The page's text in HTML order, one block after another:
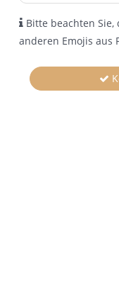
Bitte beachten Sie,
anderen Emojis aus